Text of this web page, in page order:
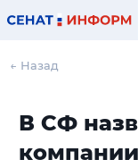
← Назад
В СФ